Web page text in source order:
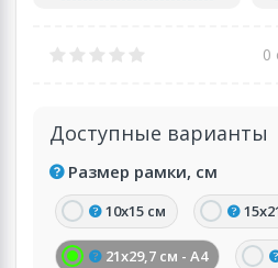
0
Доступные варианты
Размер рамки, см
10х15 см
21х29,7 см - А4